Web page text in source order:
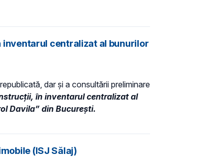
inventarul centralizat al bunurilor
dar și a consultării preliminare
în inventarul centralizat al
Davila” din București.
(ISJ Sălaj)